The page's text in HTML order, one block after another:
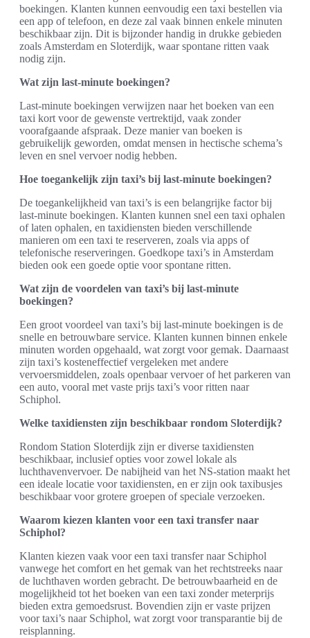
boekingen. Klanten kunnen eenvoudig een taxi bestellen via
een app of telefoon, en deze zal vaak binnen enkele minuten
beschikbaar zijn. Dit is bijzonder handig in drukke gebieden
zoals Amsterdam en Sloterdijk, waar spontane ritten vaak
nodig zijn.
Wat zijn last-minute boekingen?
Last-minute boekingen verwijzen naar het boeken van een
taxi kort voor de gewenste vertrektijd, vaak zonder
voorafgaande afspraak. Deze manier van boeken is
gebruikelijk geworden, omdat mensen in hectische schema’s
leven en snel vervoer nodig hebben.
Hoe toegankelijk zijn taxi’s bij last-minute boekingen?
De toegankelijkheid van taxi’s is een belangrijke factor bij
last-minute boekingen. Klanten kunnen snel een taxi ophalen
of laten ophalen, en taxidiensten bieden verschillende
manieren om een taxi te reserveren, zoals via apps of
telefonische reserveringen. Goedkope taxi’s in Amsterdam
bieden ook een goede optie voor spontane ritten.
Wat zijn de voordelen van taxi’s bij last-minute
boekingen?
Een groot voordeel van taxi’s bij last-minute boekingen is de
snelle en betrouwbare service. Klanten kunnen binnen enkele
minuten worden opgehaald, wat zorgt voor gemak. Daarnaast
zijn taxi’s kosteneffectief vergeleken met andere
vervoersmiddelen, zoals openbaar vervoer of het parkeren van
een auto, vooral met vaste prijs taxi’s voor ritten naar
Schiphol.
Welke taxidiensten zijn beschikbaar rondom Sloterdijk?
Rondom Station Sloterdijk zijn er diverse taxidiensten
beschikbaar, inclusief opties voor zowel lokale als
luchthavenvervoer. De nabijheid van het NS-station maakt het
een ideale locatie voor taxidiensten, en er zijn ook taxibusjes
beschikbaar voor grotere groepen of speciale verzoeken.
Waarom kiezen klanten voor een taxi transfer naar
Schiphol?
Klanten kiezen vaak voor een taxi transfer naar Schiphol
vanwege het comfort en het gemak van het rechtstreeks naar
de luchthaven worden gebracht. De betrouwbaarheid en de
mogelijkheid tot het boeken van een taxi zonder meterprijs
bieden extra gemoedsrust. Bovendien zijn er vaste prijzen
voor taxi’s naar Schiphol, wat zorgt voor transparantie bij de
reisplanning.